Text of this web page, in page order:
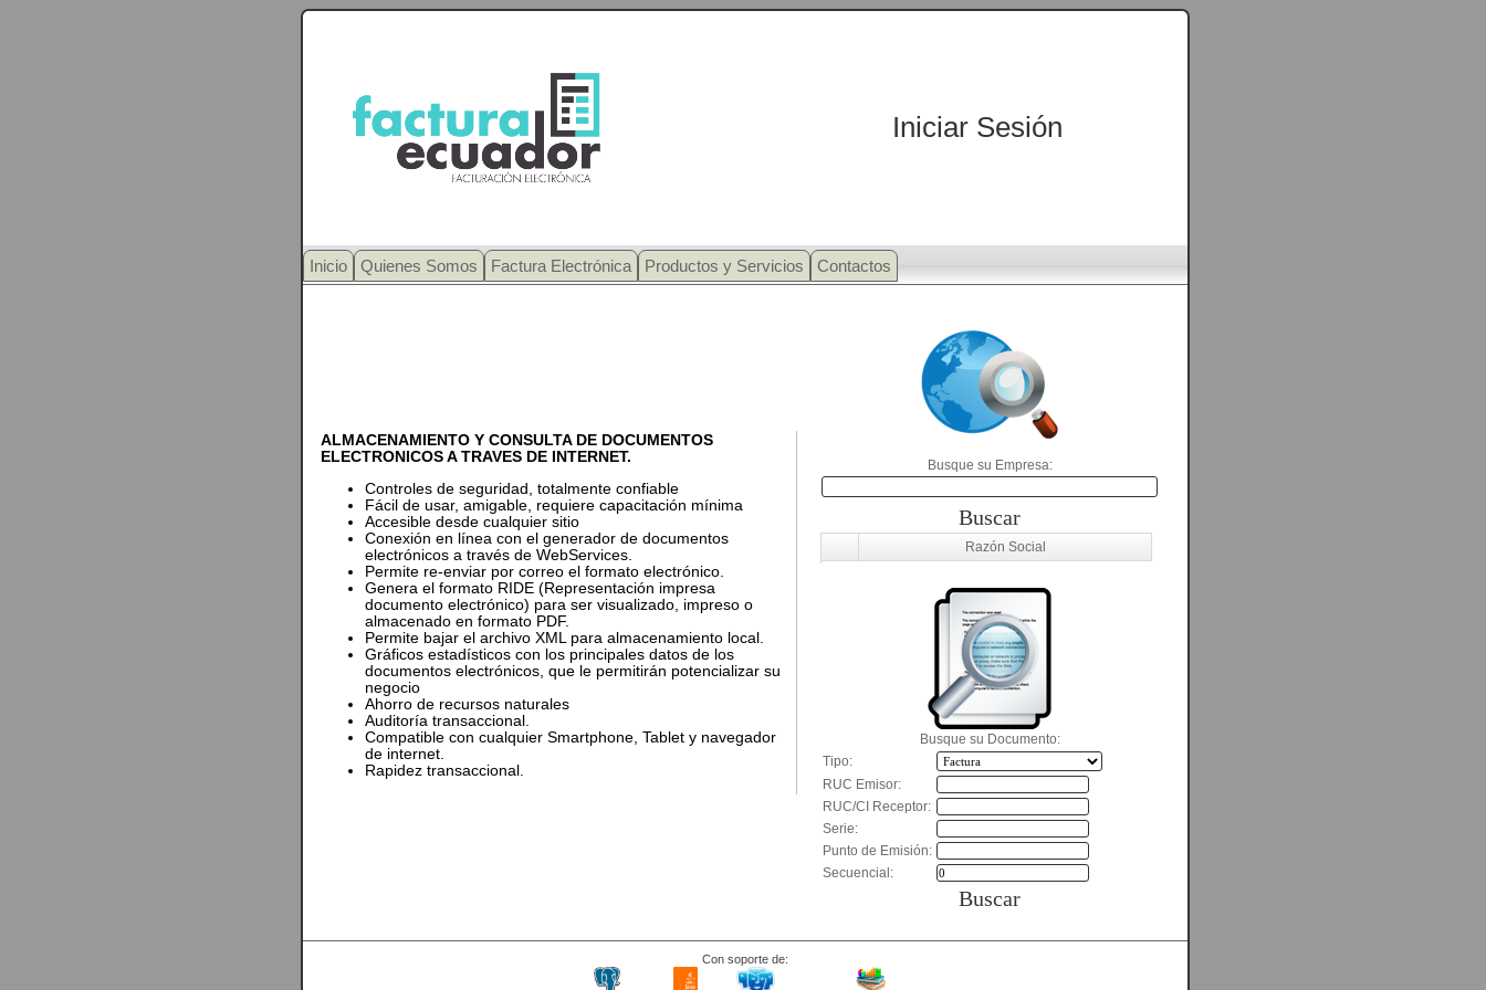
Iniciar Sesión
Inicio Quienes Somos Factura Electrónica Productos y Servicios Contactos
ALMACENAMIENTO Y CONSULTA DE DOCUMENTOS
ELECTRONICOS A TRAVES DE INTERNET.
Controles de seguridad, totalmente confiable
Fácil de usar, amigable, requiere capacitación mínima
Accesible desde cualquier sitio
Conexión en línea con el generador de documentos
electrónicos a través de WebServices.
Permite re-enviar por correo el formato electrónico.
Genera el formato RIDE (Representación impresa
documento electrónico) para ser visualizado, impreso o
almacenado en formato PDF.
Permite bajar el archivo XML para almacenamiento local.
Gráficos estadísticos con los principales datos de los
documentos electrónicos, que le permitirán potencializar su
negocio
Ahorro de recursos naturales
Auditoría transaccional.
Compatible con cualquier Smartphone, Tablet y navegador
de internet.
Rapidez transaccional.
Busque su Empresa:
Buscar
Razón Social
Busque su Documento:
Tipo:
RUC Emisor:
RUC/CI Receptor:
Serie:
Punto de Emisión:
Secuencial:
Buscar
Con soporte de: